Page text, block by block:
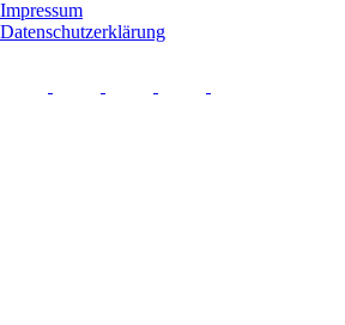
Impressum
Datenschutzerklärung